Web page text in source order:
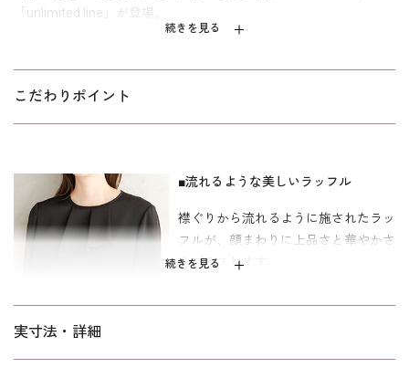
続きを見る
「unlimited line」が登場。
す。ラッフルはアシンメトリーに配置されているので、甘すぎず
スタイリッシュな印象でご着用いただけます。素材はトリアセテ
丈感でお作りしています。
カラーはブラックとホワイトの2色。ブラックはコーディネートア
イテムをブラックでまとめて、お別れの会や家族葬、法事などの
喪のシーンにおすすめです。もちろん普段使いとしてもご着用い
るボディラインの方向けの「標準」パターンを使用しています。
こだわりポイント
続きを見る
■流れるような美しいラッフル
襟ぐりから流れるように施されたラッ
フルが、顔まわりに上品さと華やかさ
をプラスします。
実寸法・詳細